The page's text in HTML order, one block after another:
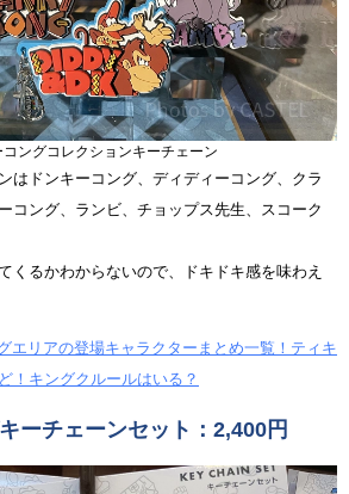
コングコレクションキーチェーン
はドンキーコング、ディディーコング、クラ
コング、ランビ、チョップス先生、スコーク
くるかわからないので、ドキドキ感を味わえ
エリアの登場キャラクターまとめ一覧！ティキ
！キングクルールはいる？
ーチェーンセット：2,400円